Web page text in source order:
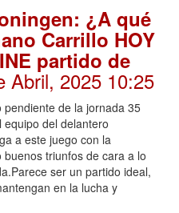
¿A qué
Carrillo HOY
partido de
Abril, 2025 10:25
de la jornada 35
del delantero
a este juego con la
triunfos de cara a lo
ser un partido ideal,
en la lucha y